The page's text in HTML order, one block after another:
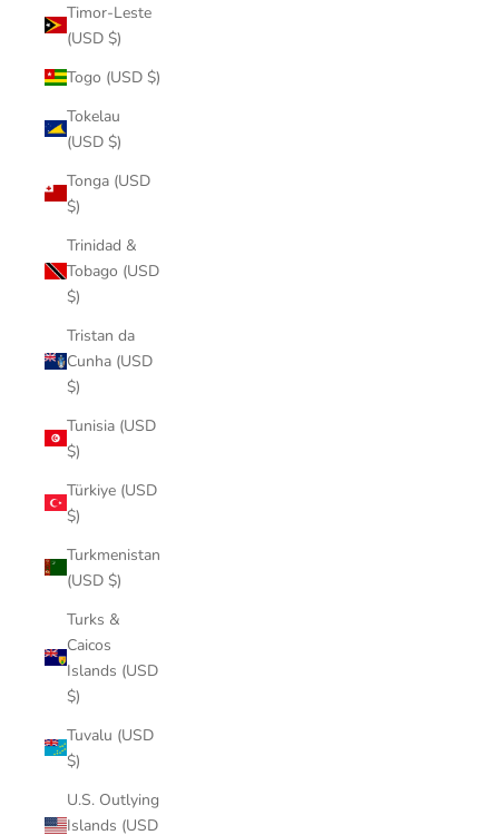
Timor-Leste
(USD $)
Togo (USD $)
Tokelau
(USD $)
Tonga (USD
$)
Trinidad &
Tobago (USD
$)
Tristan da
Cunha (USD
$)
Tunisia (USD
$)
Türkiye (USD
$)
Turkmenistan
(USD $)
Turks &
Caicos
Islands (USD
$)
Tuvalu (USD
$)
U.S. Outlying
Islands (USD